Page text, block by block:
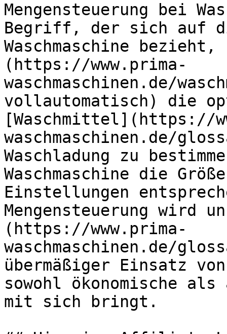
Mengensteuerung bei
Begriff, der sich auf
Waschmaschine
(https://www.prima-
waschmaschinen.de/
vollautomatisch) die
[Waschmittel](https://
waschmaschinen.de/
Waschladung zu
Waschmaschine die
Einstellungen
Mengensteuerung wird
(https://www.prima-
waschmaschinen.de/
übermäßiger Einsatz
sowohl ökonomische
mit sich bringt.